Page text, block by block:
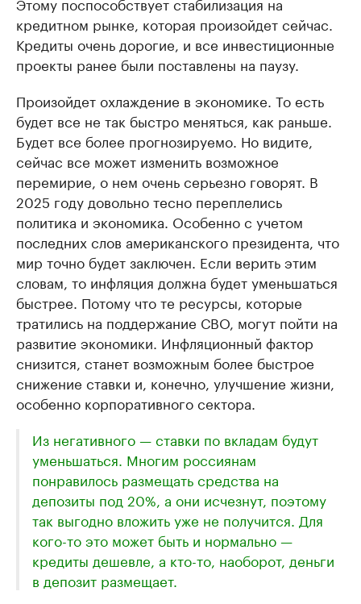
кредитном рынке, которая произойдет сейчас.
Кредиты очень дорогие, и все инвестиционные
проекты ранее были поставлены на паузу.
Произойдет охлаждение в экономике. То есть
будет все не так быстро меняться, как раньше.
Будет все более прогнозируемо. Но видите,
сейчас все может изменить возможное
перемирие, о нем очень серьезно говорят. В
2025 году довольно тесно переплелись
политика и экономика. Особенно с учетом
последних слов американского президента, что
мир точно будет заключен. Если верить этим
словам, то инфляция должна будет уменьшаться
быстрее. Потому что те ресурсы, которые
тратились на поддержание СВО, могут пойти на
развитие экономики. Инфляционный фактор
снизится, станет возможным более быстрое
снижение ставки и, конечно, улучшение жизни,
особенно корпоративного сектора.
Из негативного — ставки по вкладам будут
уменьшаться. Многим россиянам
понравилось размещать средства на
депозиты под 20%, а они исчезнут, поэтому
так выгодно вложить уже не получится. Для
кого-то это может быть и нормально —
кредиты дешевле, а кто-то, наоборот, деньги
в депозит размещает.